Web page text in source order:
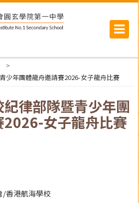
>
少年團體龍舟邀請賽2026-女子龍舟比賽
律部隊暨青少年團
2026-女子龍舟比賽
/香港航海學校